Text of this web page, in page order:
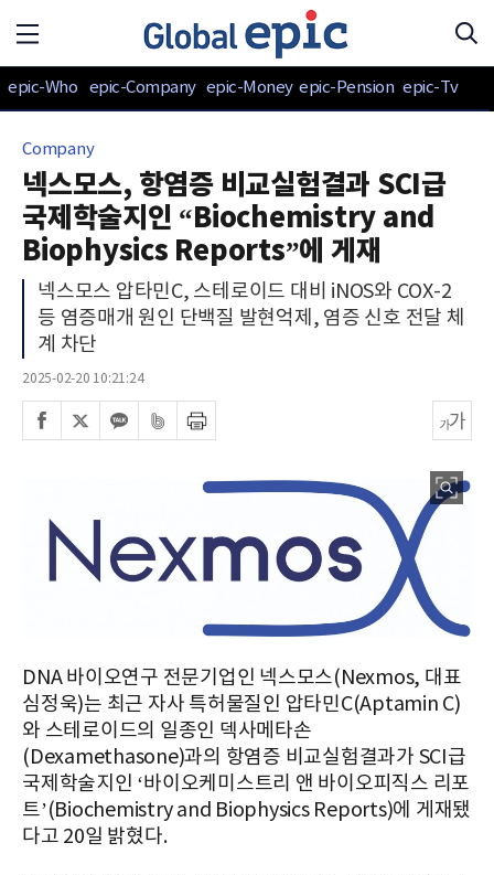
epic-Who epic-Company epic-Money epic-Pension epic-Tv
Company
넥스모스, 항염증 비교실험결과 SCI급
국제학술지인 “Biochemistry and
Biophysics Reports”에 게재
넥스모스 압타민C, 스테로이드 대비 iNOS와 COX-2
등 염증매개 원인 단백질 발현억제, 염증 신호 전달 체
계 차단
2025-02-20 10:21:24
DNA 바이오연구 전문기업인 넥스모스(Nexmos, 대표
심정욱)는 최근 자사 특허물질인 압타민C(Aptamin C)
와 스테로이드의 일종인 덱사메타손
(Dexamethasone)과의 항염증 비교실험결과가 SCI급
국제학술지인 ‘바이오케미스트리 앤 바이오피직스 리포
트’(Biochemistry and Biophysics Reports)에 게재됐
다고 20일 밝혔다.